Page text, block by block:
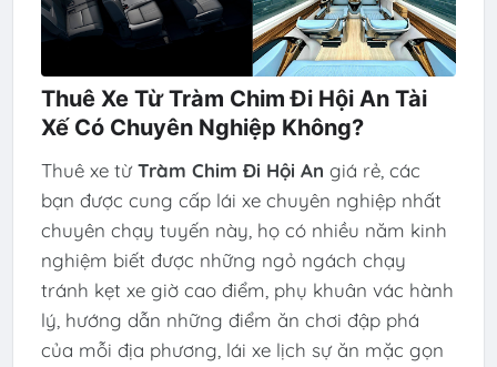
Thuê Xe Từ Tràm Chim Đi Hội An Tài
Xế Có Chuyên Nghiệp Không?
Thuê xe từTràm Chim Đi Hội An giá rẻ, các
bạn được cung cấp lái xe chuyên nghiệp nhất
chuyên chạy tuyến này, họ có nhiều năm kinh
nghiệm biết được những ngỏ ngách chạy
tránh kẹt xe giờ cao điểm, phụ khuân vác hành
lý, hướng dẫn những điểm ăn chơi đập phá
của mỗi địa phương, lái xe lịch sự ăn mặc gọn